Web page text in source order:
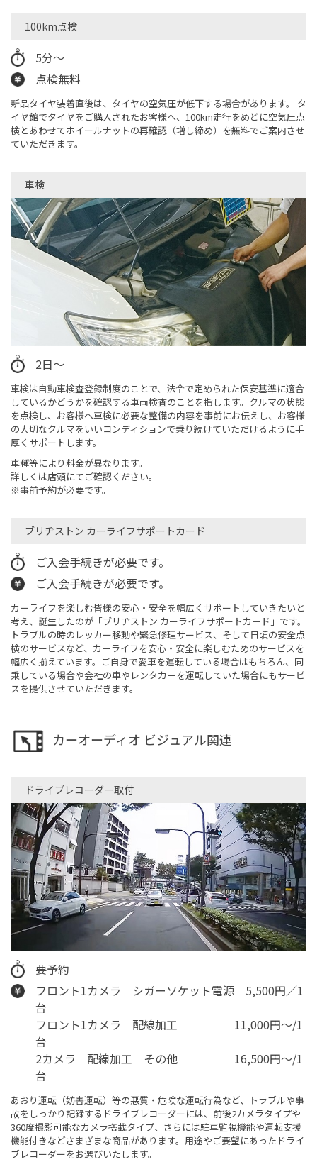
100km点検
5分～
点検無料
新品タイヤ装着直後は、タイヤの空気圧が低下する場合があります。 タ
イヤ館でタイヤをご購入されたお客様へ、100km走行をめどに空気圧点
検とあわせてホイールナットの再確認（増し締め）を無料でご案内させ
ていただきます。
車検
2日～
車検は自動車検査登録制度のことで、法令で定められた保安基準に適合
しているかどうかを確認する車両検査のことを指します。クルマの状態
を点検し、お客様へ車検に必要な整備の内容を事前にお伝えし、お客様
の大切なクルマをいいコンディションで乗り続けていただけるように手
厚くサポートします。
車種等により料金が異なります。
詳しくは店頭にてご確認ください。
※事前予約が必要です。
ブリヂストン カーライフサポートカード
ご入会手続きが必要です。
ご入会手続きが必要です。
カーライフを楽しむ皆様の安心・安全を幅広くサポートしていきたいと
考え、誕生したのが「ブリヂストン カーライフサポートカード」です。
トラブルの時のレッカー移動や緊急修理サービス、そして日頃の安全点
検のサービスなど、カーライフを安心・安全に楽しむためのサービスを
幅広く揃えています。ご自身で愛車を運転している場合はもちろん、同
乗している場合や会社の車やレンタカーを運転していた場合にもサービ
スを提供させていただきます。
カーオーディオ ビジュアル関連
ドライブレコーダー取付
要予約
フロント1カメラ シガーソケット電源 5,500円／1
台
フロント1カメラ 配線加工 11,000円〜/1
台
2カメラ 配線加工 その他 16,500円〜/1
台
あおり運転（妨害運転）等の悪質・危険な運転行為など、トラブルや事
故をしっかり記録するドライブレコーダーには、前後2カメラタイプや
360度撮影可能なカメラ搭載タイプ、さらには駐車監視機能や運転支援
機能付きなどさまざまな商品があります。用途やご要望にあったドライ
ブレコーダーをお選びいたします。